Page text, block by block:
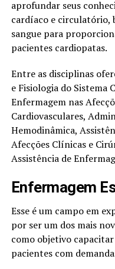
aprofundar seus
cardíaco e circulatório,
sangue para
pacientes cardiopatas.
Entre as disciplinas
e Fisiologia do Sistema
Enfermagem nas
Cardiovasculares,
Hemodinâmica,
Afecções Clínicas e
Assistência de
Enfermagem
Esse é um campo em
por ser um dos mais
como objetivo
pacientes com